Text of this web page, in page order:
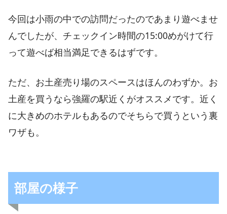
今回は小雨の中での訪問だったのであまり遊べませ
んでしたが、チェックイン時間の15:00めがけて行
って遊べば相当満足できるはずです。
ただ、お土産売り場のスペースはほんのわずか。お
土産を買うなら強羅の駅近くがオススメです。近く
に大きめのホテルもあるのでそちらで買うという裏
ワザも。
部屋の様子